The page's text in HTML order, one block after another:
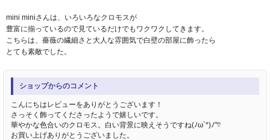
mini miniさんは、いろいろなクロモスが
豊富に揃っているので見ているだけでもワクワクしてきます。
こちらは、薔薇の繊細さと大人な雰囲気で白壁の部屋に飾ったら
とても素敵でした。
ショップからのコメント
こんにちはレビューをありがとうございます！
さっそく飾ってくださったようで嬉しいです。
華やかな色合いのクロモス。白い背景に映えそうですね(ﾉω`*)ﾉ"♡
お買い上げありがとうございました。